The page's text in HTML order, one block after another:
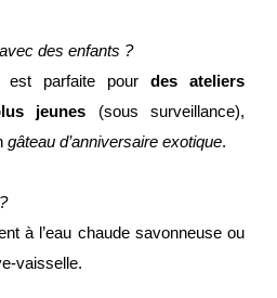
des enfants ?
parfaite pour des ateliers
jeunes (sous surveillance),
gâteau d’anniversaire exotique.
à l’eau chaude savonneuse ou
vaisselle.